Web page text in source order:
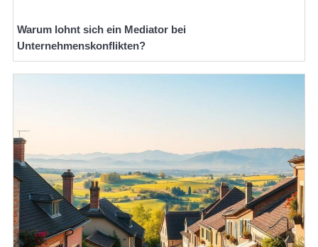
Warum lohnt sich ein Mediator bei
Unternehmenskonflikten?